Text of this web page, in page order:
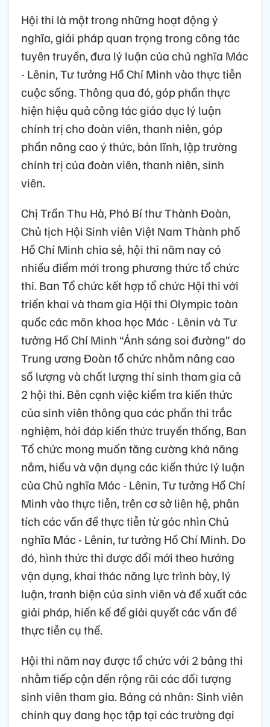
Hội thi là một trong những hoạt động ý
nghĩa, giải pháp quan trọng trong công tác
tuyên truyền, đưa lý luận của chủ nghĩa Mác
- Lênin, Tư tưởng Hồ Chí Minh vào thực tiễn
cuộc sống. Thông qua đó, góp phần thực
hiện hiệu quả công tác giáo dục lý luận
chính trị cho đoàn viên, thanh niên, góp
phần nâng cao ý thức, bản lĩnh, lập trường
chính trị của đoàn viên, thanh niên, sinh
viên.
Chị Trần Thu Hà, Phó Bí thư Thành Đoàn,
Chủ tịch Hội Sinh viên Việt Nam Thành phố
Hồ Chí Minh chia sẻ, hội thi năm nay có
nhiều điểm mới trong phương thức tổ chức
thi. Ban Tổ chức kết hợp tổ chức Hội thi với
triển khai và tham gia Hội thi Olympic toàn
quốc các môn khoa học Mác - Lênin và Tư
tưởng Hồ Chí Minh “Ánh sáng soi đường” do
Trung ương Đoàn tổ chức nhằm nâng cao
số lượng và chất lượng thí sinh tham gia cả
2 hội thi. Bên cạnh việc kiểm tra kiến thức
của sinh viên thông qua các phần thi trắc
nghiệm, hỏi đáp kiến thức truyền thống, Ban
Tổ chức mong muốn tăng cường khả năng
nắm, hiểu và vận dụng các kiến thức lý luận
của Chủ nghĩa Mác - Lênin, Tư tưởng Hồ Chí
Minh vào thực tiễn, trên cơ sở liên hệ, phân
tích các vấn đề thực tiễn từ góc nhìn Chủ
nghĩa Mác - Lênin, tư tưởng Hồ Chí Minh. Do
đó, hình thức thi được đổi mới theo hướng
vận dụng, khai thác năng lực trình bày, lý
luận, tranh biện của sinh viên và đề xuất các
giải pháp, hiến kế để giải quyết các vấn đề
thực tiễn cụ thể.
Hội thi năm nay được tổ chức với 2 bảng thi
nhằm tiếp cận đến rộng rãi các đối tượng
sinh viên tham gia. Bảng cá nhân: Sinh viên
chính quy đang học tập tại các trường đại